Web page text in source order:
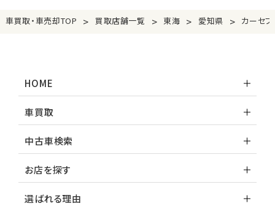
車買取・車売却TOP > 買取店舗一覧 > 東海 > 愛知県 > カーセ
HOME
車買取
中古車検索
お店を探す
選ばれる理由